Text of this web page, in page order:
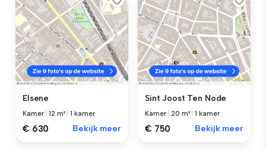
Elsene
Kamer |12 m² |1 kamer
€ 630 Bekijk meer
Sint Joost Ten Node
Kamer |20 m² |1 kamer
€ 750 Bekijk meer